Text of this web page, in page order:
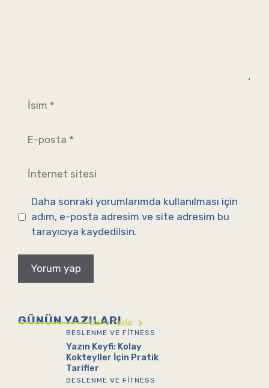
İsim
posta
İnternet
sitesi
Daha sonraki yorumlarımda kullanılması için
adım, e-posta adresim ve site adresim bu
tarayıcıya kaydedilsin.
GÜNÜN YAZILARI
Daha fazla
BESLENME VE FITNESS
Yazın Keyfi: Kolay
Kokteyller İçin Pratik
Tarifler
BESLENME VE FITNESS